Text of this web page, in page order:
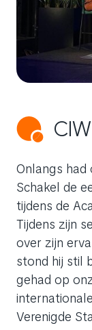
Onlangs
Schakel de
tijdens de
Tijdens zijn
over zijn
stond hij stil
gehad op
Verenigde